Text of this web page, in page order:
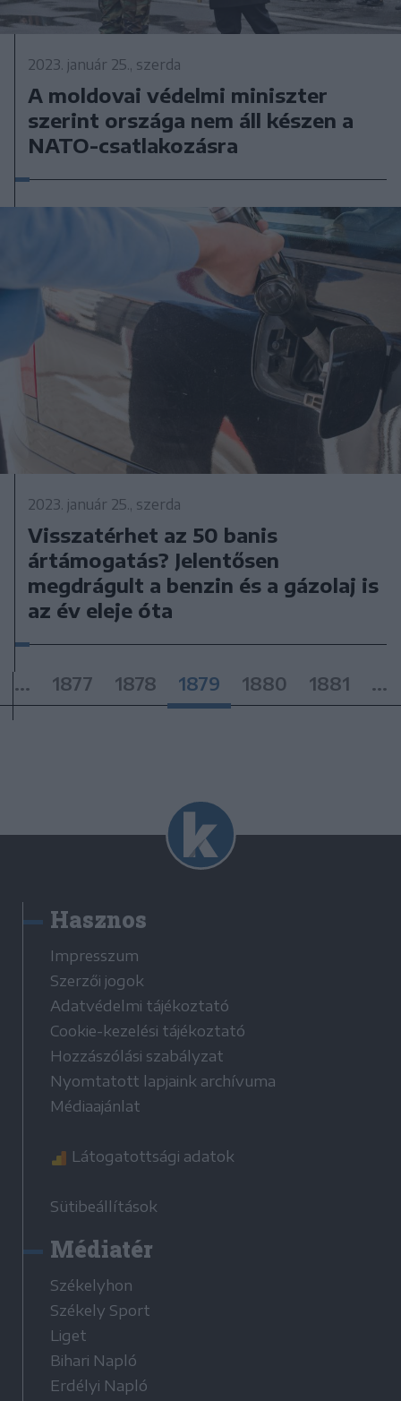
2023. január 25., szerda
A moldovai védelmi miniszter
szerint országa nem áll készen a
NATO-csatlakozásra
2023. január 25., szerda
Visszatérhet az 50 banis
ártámogatás? Jelentősen
megdrágult a benzin és a gázolaj is
az év eleje óta
... 1877 1878 1879 1880 1881 ...
Hasznos
Impresszum
Szerzői jogok
Adatvédelmi tájékoztató
Cookie-kezelési tájékoztató
Hozzászólási szabályzat
Nyomtatott lapjaink archívuma
Médiaajánlat
Látogatottsági adatok
Sütibeállítások
Médiatér
Székelyhon
Székely Sport
Liget
Bihari Napló
Erdélyi Napló